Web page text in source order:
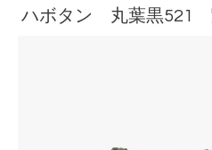
ハボタン 丸葉黒521